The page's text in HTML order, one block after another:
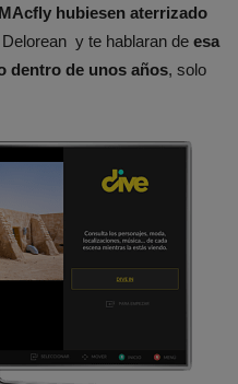
hubiesen aterrizado
y te hablaran de esa
dentro de unos años, solo